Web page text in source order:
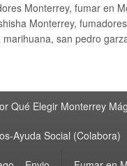
Monterrey, fumar en
Monterrey,
san pedro
Qué Elegir Monterrey
Ayuda Social (Colabora)